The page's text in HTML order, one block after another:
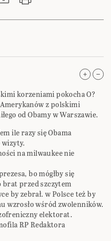
korzeniami pokocha O?
z polskimi
od Obamy w Warszawie.
ile razy się Obama
wizyty.
na milwaukee nie
bo mógłby się
brat przed szczytem
by zebrał. w Polsce też by
wzrosło wśród zwolenników.
elektorat.
RP Redaktora